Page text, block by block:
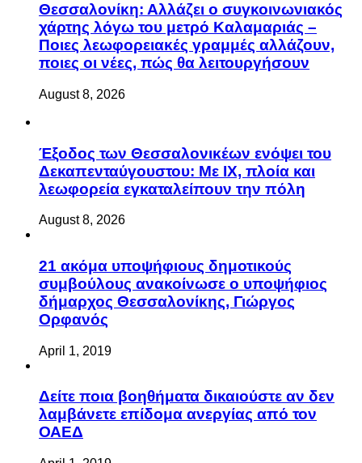
Θεσσαλονίκη: Αλλάζει ο συγκοινωνιακός
χάρτης λόγω του μετρό Καλαμαριάς –
Ποιες λεωφορειακές γραμμές αλλάζουν,
ποιες οι νέες, πώς θα λειτουργήσουν
August 8, 2026
Έξοδος των Θεσσαλονικέων ενόψει του
Δεκαπενταύγουστου: Με ΙΧ, πλοία και
λεωφορεία εγκαταλείπουν την πόλη
August 8, 2026
21 ακόμα υποψήφιους δημοτικούς
συμβούλους ανακοίνωσε ο υποψήφιος
δήμαρχος Θεσσαλονίκης, Γιώργος
Ορφανός
April 1, 2019
Δείτε ποια βοηθήματα δικαιούστε αν δεν
λαμβάνετε επίδομα ανεργίας από τον
ΟΑΕΔ